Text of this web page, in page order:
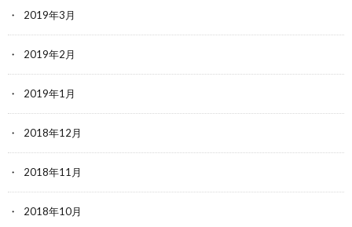
2019年3月
2019年2月
2019年1月
2018年12月
2018年11月
2018年10月